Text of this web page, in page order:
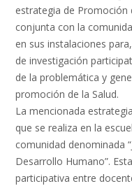
estrategia de Promoción
conjunta con la
en sus instalaciones
de investigación
de la problemática y
promoción de la Salud.
La mencionada
que se realiza en la
comunidad denominada
Desarrollo Humano”.
participativa entre